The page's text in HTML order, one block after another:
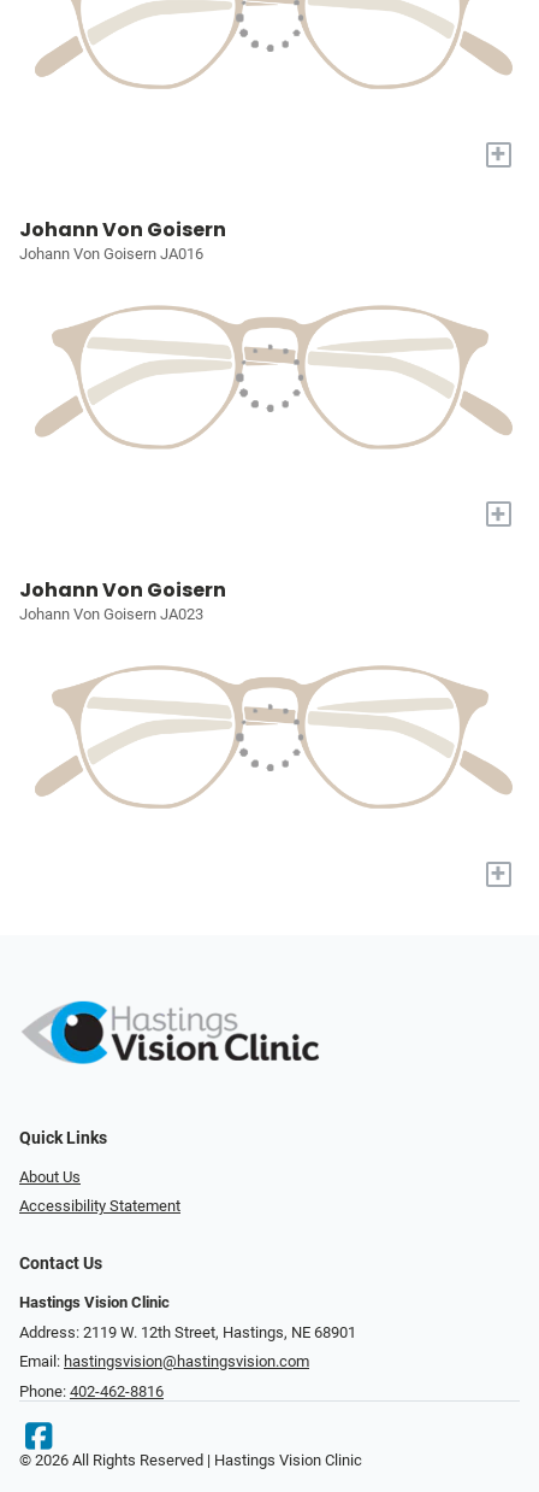
+
Johann Von Goisern
Johann Von Goisern JA016
+
Johann Von Goisern
Johann Von Goisern JA023
+
Quick Links
About Us
Accessibility Statement
Contact Us
Hastings Vision Clinic
Address: 2119 W. 12th Street, Hastings, NE 68901
Email: hastingsvision@hastingsvision.com
Phone: 402-462-8816
© 2026 All Rights Reserved | Hastings Vision Clinic